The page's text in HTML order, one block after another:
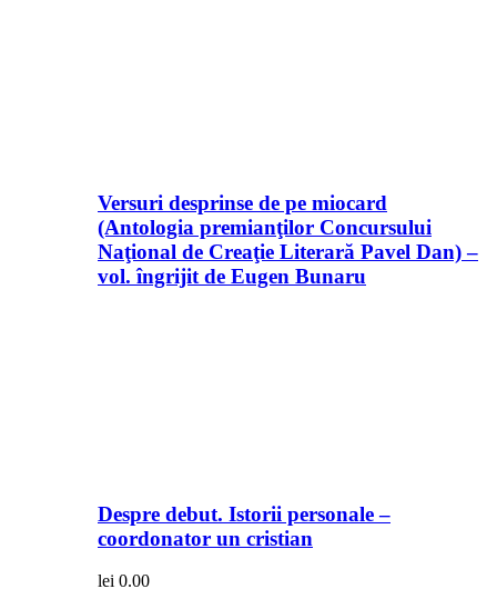
Versuri desprinse de pe miocard
(Antologia premianţilor Concursului
Naţional de Creaţie Literară Pavel Dan) –
vol. îngrijit de Eugen Bunaru
Despre debut. Istorii personale –
coordonator un cristian
lei 0.00